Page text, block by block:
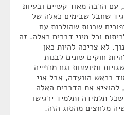
עם הרבה מאוד קשיים ובעיות
שחבל שבימים כאלה של
שבנות שהולכות עם
וכל מיני דברים כאלה. זה
לא צריכה להיות כאן
חוקים שונים לבנות
ומיושנות וגם מכפייה
בראש הוועדה, אבל אני
להוציא את הדברים האלה
תלמידה ותלמיד ירגישו
מלחצים מהסוג הזה.